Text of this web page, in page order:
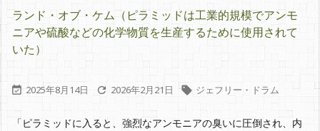
ランド・オブ・ケム（ピラミッドは工業的規模でアンモ
ニアや硫酸などの化学物質を生産するために使用されて
いた）
 2025年8月14日  2026年2月21日  ジェフリー・ドラム
「ピラミッドに入ると、強烈なアンモニアの臭いに圧倒され、内